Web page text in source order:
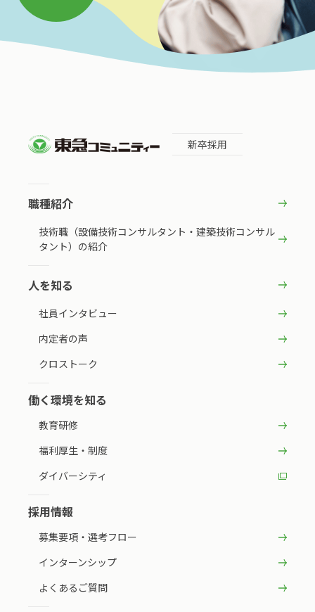
新卒採用
職種紹介
技術職（設備技術コンサルタント・建築技術コンサル
タント）の紹介
人を知る
社員インタビュー
内定者の声
クロストーク
働く環境を知る
教育研修
福利厚生・制度
ダイバーシティ
採用情報
募集要項・選考フロー
インターンシップ
よくあるご質問